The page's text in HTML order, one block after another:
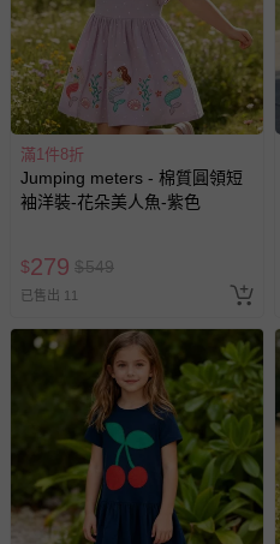
滿1件8折
Jumping meters - 棉質圓領短
袖洋裝-花朵美人魚-紫色
$279 $549
已售出 11